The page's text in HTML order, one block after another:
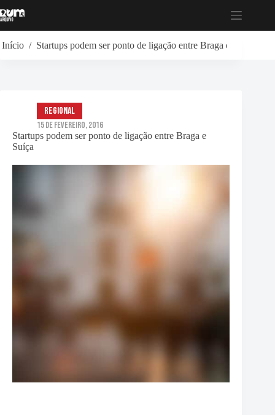
para
Início / Startups podem ser ponto de ligação entre Braga e Suíça
Startups podem ser ponto de ligação entre Braga e
Suíça
Regional
15 de Fevereiro, 2016